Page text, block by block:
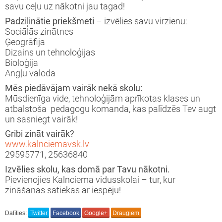
savu ceļu uz nākotni jau tagad!
Padziļinātie priekšmeti – izvēlies savu virzienu:
Sociālās zinātnes
Ģeogrāfija
Dizains un tehnoloģijas
Bioloģija
Angļu valoda
Mēs piedāvājam vairāk nekā skolu:
Mūsdienīga vide, tehnoloģijām aprīkotas klases un
atbalstoša pedagogu komanda, kas palīdzēs Tev augt
un sasniegt vairāk!
Gribi zināt vairāk?
www.kalnciemavsk.lv
29595771, 25636840
Izvēlies skolu, kas domā par Tavu nākotni.
Pievienojies Kalnciema vidusskolai – tur, kur
zināšanas satiekas ar iespēju!
Dalīties: Twitter Facebook Google+ Draugiem
2018. m.g.
2017. m.g.
2016. m.g.
2015. m.g.
vēsture
avīze
un darbinieki
autobuss